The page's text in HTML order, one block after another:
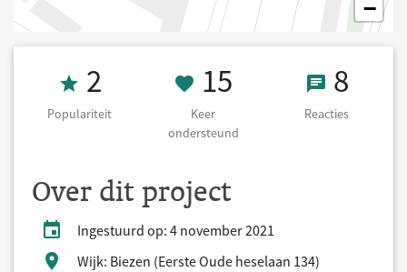
−
Populariteit 2
2
Populariteit
15 Keer
15
Keer
ondersteund
8 8
Reacties
Over dit project
Ingestuurd op: 4 november 2021
Wijk: Biezen (Eerste Oude heselaan 134)